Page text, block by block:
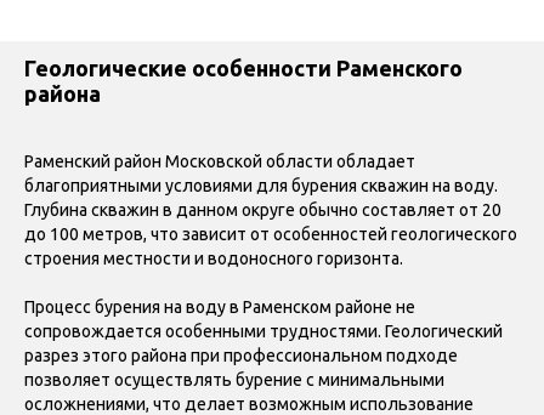
Геологические особенности Раменского
района
Раменский район Московской области обладает
благоприятными условиями для бурения скважин на воду.
Глубина скважин в данном округе обычно составляет от 20
до 100 метров, что зависит от особенностей геологического
строения местности и водоносного горизонта.
Процесс бурения на воду в Раменском районе не
сопровождается особенными трудностями. Геологический
разрез этого района при профессиональном подходе
позволяет осуществлять бурение с минимальными
осложнениями, что делает возможным использование